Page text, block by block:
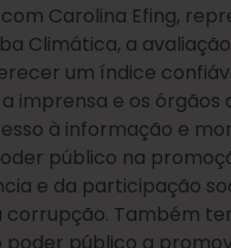
Carolina Efing,
Climática, a
um índice
imprensa e os órgãos
à informação e
público na
e da participação
corrupção. Também
poder público a